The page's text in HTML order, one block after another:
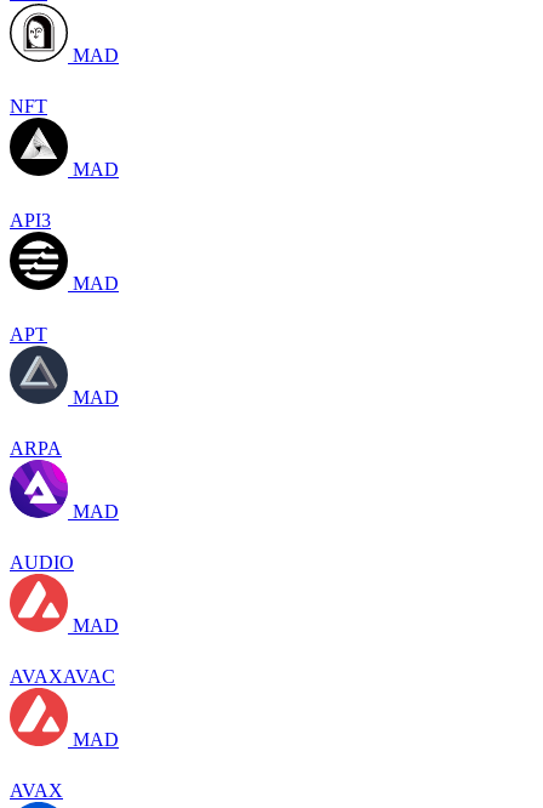
MAD
NFT
MAD
API3
MAD
APT
MAD
ARPA
MAD
AUDIO
MAD
AVAXAVAC
MAD
AVAX